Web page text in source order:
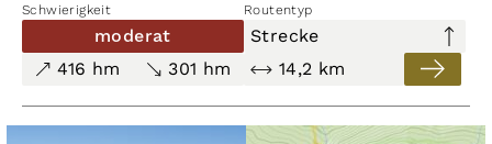
Insel.
​Mit Abstieg zumParadorverlängert sich die
Strecke auf 19 Kilometer mit einem Gesamtaufstieg
von 505 Metern und einem Gesamtabstieg von 620
Schwierigkeit Routentyp
moderat
Strecke
416 hm
301 hm 14,2 km